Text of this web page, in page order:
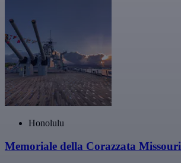
Honolulu
Memoriale della Corazzata Missouri